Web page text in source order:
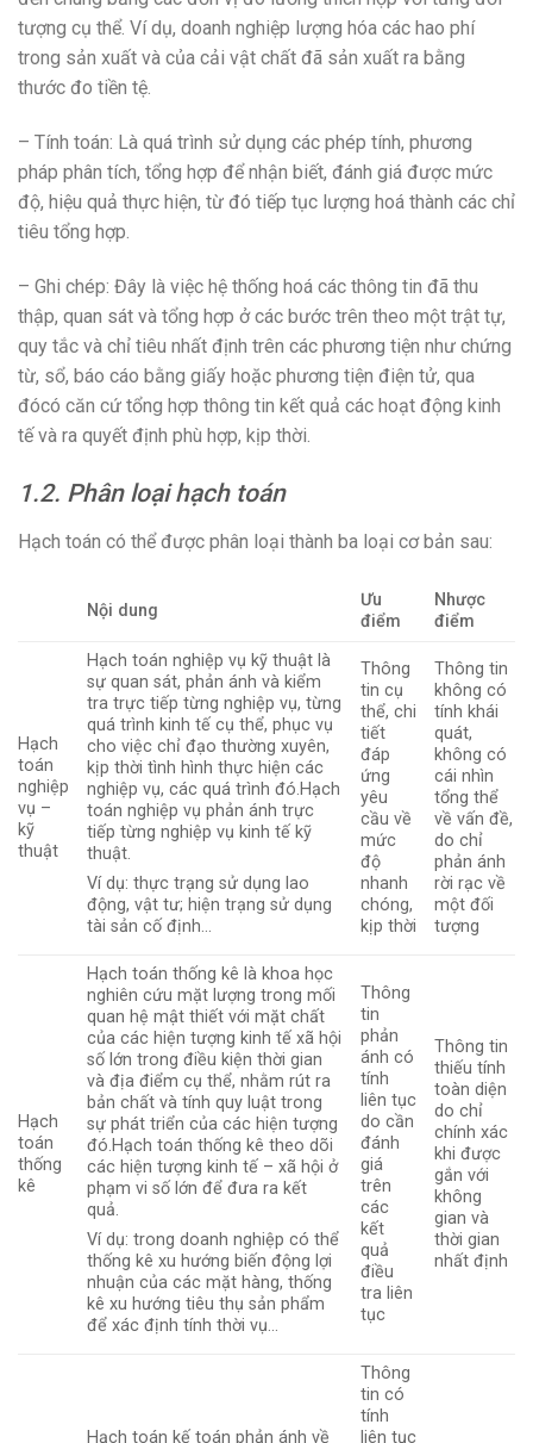
tượng cụ thể. Ví dụ, doanh nghiệp lượng hóa các hao phí
trong sản xuất và của cải vật chất đã sản xuất ra bằng
thước đo tiền tệ.
– Tính toán: Là quá trình sử dụng các phép tính, phương
pháp phân tích, tổng hợp để nhận biết, đánh giá được mức
độ, hiệu quả thực hiện, từ đó tiếp tục lượng hoá thành các chỉ
tiêu tổng hợp.
– Ghi chép: Đây là việc hệ thống hoá các thông tin đã thu
thập, quan sát và tổng hợp ở các bước trên theo một trật tự,
quy tắc và chỉ tiêu nhất định trên các phương tiện như chứng
từ, sổ, báo cáo bằng giấy hoặc phương tiện điện tử, qua
đócó căn cứ tổng hợp thông tin kết quả các hoạt động kinh
tế và ra quyết định phù hợp, kịp thời.
1.2. Phân loại hạch toán
Hạch toán có thể được phân loại thành ba loại cơ bản sau:
Nội dung
Ưu
điểm
Nhược
điểm
Hạch
toán
nghiệp
vụ –
kỹ
thuật
Hạch toán nghiệp vụ kỹ thuật là
sự quan sát, phản ánh và kiểm
tra trực tiếp từng nghiệp vụ, từng
quá trình kinh tế cụ thể, phục vụ
cho việc chỉ đạo thường xuyên,
kịp thời tình hình thực hiện các
nghiệp vụ, các quá trình đó.Hạch
toán nghiệp vụ phản ánh trực
tiếp từng nghiệp vụ kinh tế kỹ
thuật.
Ví dụ: thực trạng sử dụng lao
động, vật tư; hiện trạng sử dụng
tài sản cố định…
Thông
tin cụ
thể, chi
tiết
đáp
ứng
yêu
cầu về
mức
độ
nhanh
chóng,
kịp thời
Thông tin
không có
tính khái
quát,
không có
cái nhìn
tổng thể
về vấn đề,
do chỉ
phản ánh
rời rạc về
một đối
tượng
Hạch
toán
thống
kê
Hạch toán thống kê là khoa học
nghiên cứu mặt lượng trong mối
quan hệ mật thiết với mặt chất
của các hiện tượng kinh tế xã hội
số lớn trong điều kiện thời gian
và địa điểm cụ thể, nhằm rút ra
bản chất và tính quy luật trong
sự phát triển của các hiện tượng
đó.Hạch toán thống kê theo dõi
các hiện tượng kinh tế – xã hội ở
phạm vi số lớn để đưa ra kết
quả.
Ví dụ: trong doanh nghiệp có thể
thống kê xu hướng biến động lợi
nhuận của các mặt hàng, thống
kê xu hướng tiêu thụ sản phẩm
để xác định tính thời vụ…
Thông
tin
phản
ánh có
tính
liên tục
do cần
đánh
giá
trên
các
kết
quả
điều
tra liên
tục
Thông tin
thiếu tính
toàn diện
do chỉ
chính xác
khi được
gắn với
không
gian và
thời gian
nhất định
Hạch toán kế toán phản ánh về
Thông
tin có
tính
liên tục